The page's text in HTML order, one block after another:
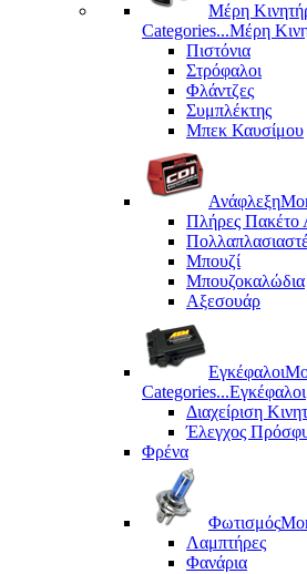
Μέρη
Categories...Μέρη
Πιστόνια
Στρόφαλοι
Φλάντζες
Συμπλέκτης
Μπεκ Καυσίμου
Ανάφλεξη
Πλήρες Πακέτο
Μπουζί
Μπουζοκαλώδια
Αξεσουάρ
Εγκέφαλοι
Categories...Εγκέφαλοι
Διαχείριση
Έλεγχος
Φρένα
Φωτισμός
Λαμπτήρες
Φανάρια